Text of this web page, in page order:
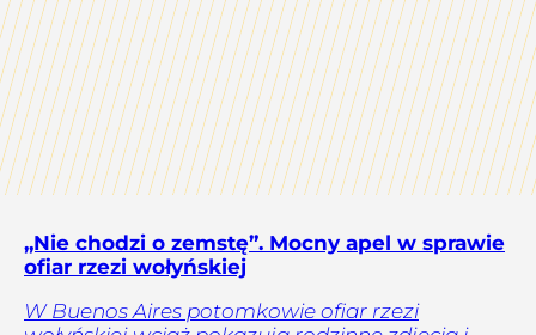
„Nie chodzi o zemstę”. Mocny apel w sprawie
ofiar rzezi wołyńskiej
W Buenos Aires potomkowie ofiar rzezi